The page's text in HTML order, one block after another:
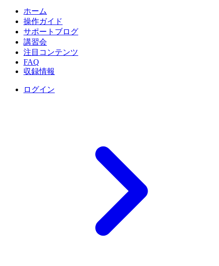
ホーム
操作ガイド
サポートブログ
講習会
注目コンテンツ
FAQ
収録情報
ログイン